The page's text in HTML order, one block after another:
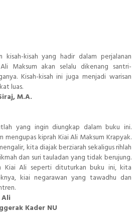
kisah yang hadir dalam perjalanan
Maksum akan selalu dikenang santri-
Kisah-kisah ini juga menjadi warisan
luas.
M.A.
yang ingin diungkap dalam buku ini.
mengupas kiprah Kiai Ali Maksum Krapyak.
kita diajak berziarah sekaligus rihlah
dan suri tauladan yang tidak berujung.
Kiai Ali seperti dituturkan buku ini, kita
kiai negarawan yang tawadhu dan
Kader NU